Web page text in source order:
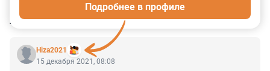
КОММЕНТАРИИ 12
Hiza2021
Подробнее в профиле
15 декабря 2021, 08:08